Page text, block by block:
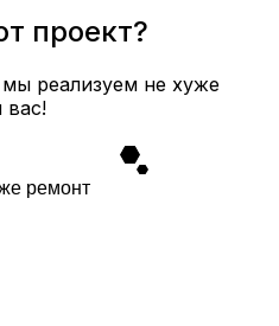
проект?
реализуем не хуже
вас!
ремонт